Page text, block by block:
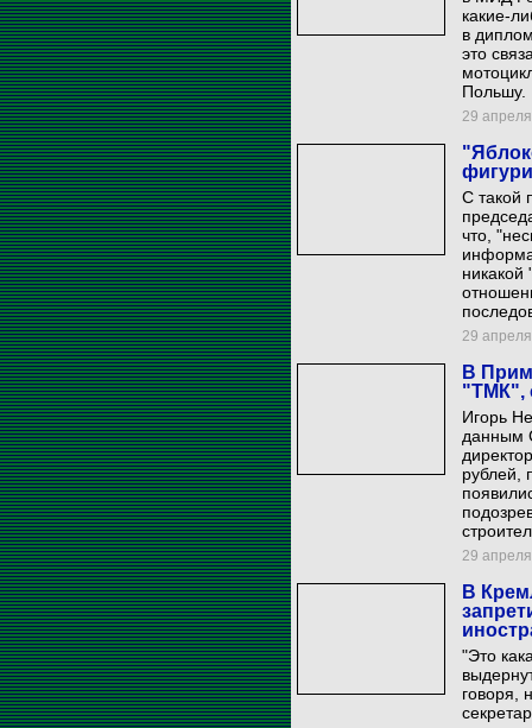
какие-
в
это
Польшу.
29
С такой
что,
никакой
29
В
"ТМК",
Игорь
данным
рублей,
29
В
"Это
говоря,